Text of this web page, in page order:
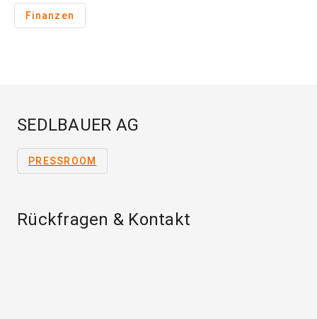
Finanzen
SEDLBAUER AG
PRESSROOM
Rückfragen & Kontakt